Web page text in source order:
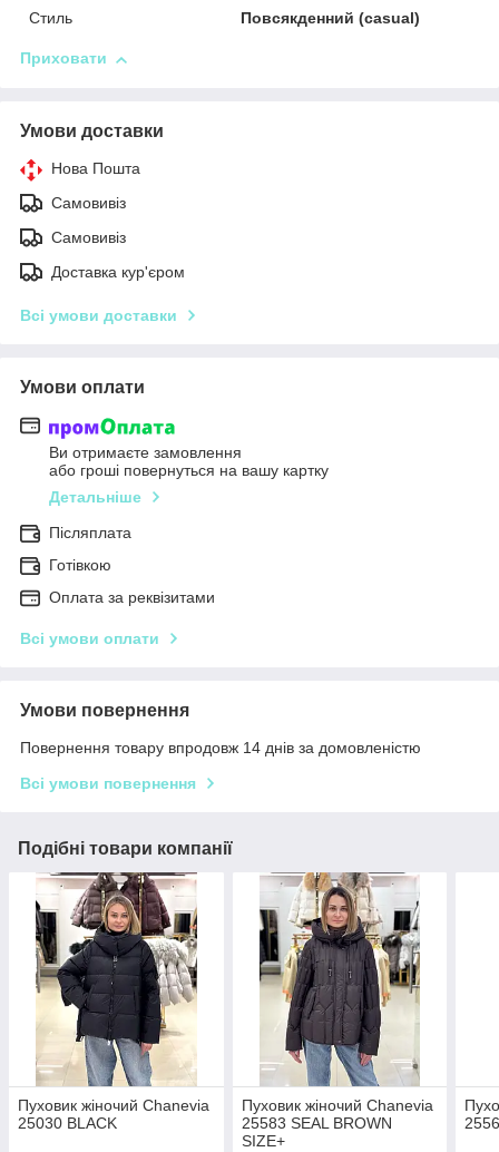
Стиль
Повсякденний (casual)
Приховати
Умови доставки
Нова Пошта
Самовивіз
Самовивіз
Доставка кур'єром
Всі умови доставки
Умови оплати
Ви отримаєте замовлення
або гроші повернуться на вашу картку
Детальніше
Післяплата
Готівкою
Оплата за реквізитами
Всі умови оплати
Умови повернення
Повернення товару впродовж 14 днів за домовленістю
Всі умови повернення
Подібні товари компанії
Пуховик жіночий Chanevia
25030 BLACK
Пуховик жіночий Chanevia
25583 SEAL BROWN
SIZE+